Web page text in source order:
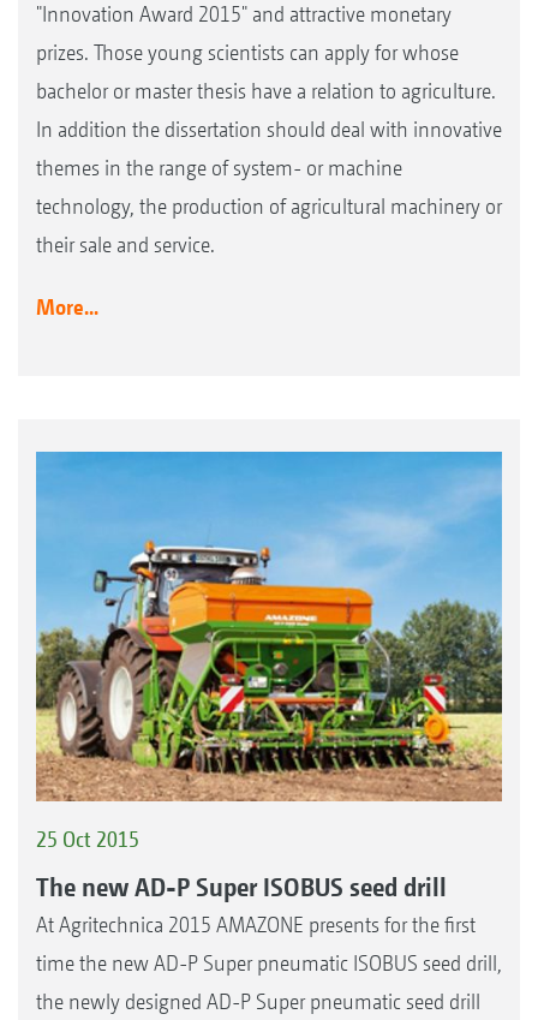
"Innovation Award 2015" and attractive monetary
prizes. Those young scientists can apply for whose
bachelor or master thesis have a relation to agriculture.
In addition the dissertation should deal with innovative
themes in the range of system- or machine
technology, the production of agricultural machinery or
their sale and service.
More...
25 Oct 2015
The new AD-P Super ISOBUS seed drill
At Agritechnica 2015 AMAZONE presents for the first
time the new AD-P Super pneumatic ISOBUS seed drill,
the newly designed AD-P Super pneumatic seed drill